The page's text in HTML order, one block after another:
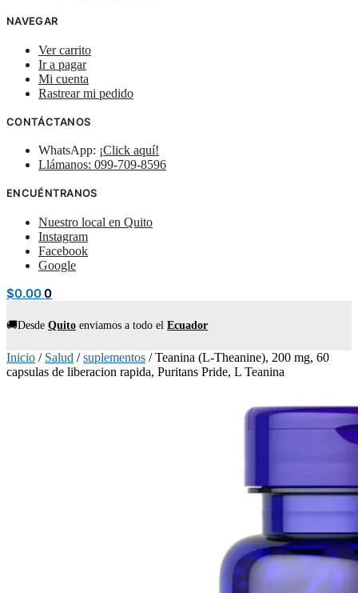
NAVEGAR
Ver carrito
Ir a pagar
Mi cuenta
Rastrear mi pedido
CONTÁCTANOS
WhatsApp: ¡Click aquí!
Llámanos: 099-709-8596
ENCUÉNTRANOS
Nuestro local en Quito
Instagram
Facebook
Google
$0.00 0
🚚Desde Quito enviamos a todo el Ecuador
Inicio / Salud /suplementos /Teanina (L-Theanine), 200 mg, 60
capsulas de liberacion rapida, Puritans Pride, L Teanina